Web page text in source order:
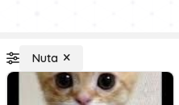
Nuta